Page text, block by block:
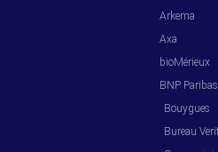
Arkema
Axa
bioMérieux
BNP Paribas
Bouygues
Bureau